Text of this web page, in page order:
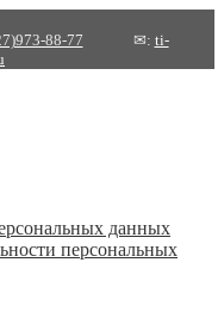
88-77 ✉: ti-
данных
персональных